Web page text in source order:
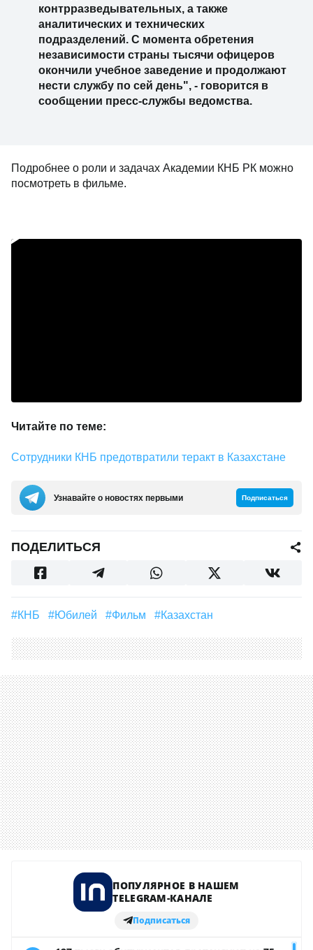
контрразведывательных, а также
аналитических и технических
подразделений. С момента обретения
независимости страны тысячи офицеров
окончили учебное заведение и продолжают
нести службу по сей день", - говорится в
сообщении пресс-службы ведомства.
Подробнее о роли и задачах Академии КНБ РК можно
посмотреть в фильме.
Читайте по теме:
Сотрудники КНБ предотвратили теракт в Казахстане
Узнавайте о новостях первыми Подписаться
ПОДЕЛИТЬСЯ
#КНБ #юбилей #Фильм #Казахстан